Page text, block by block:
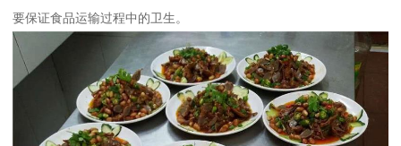
要保证食品运输过程中的卫生。